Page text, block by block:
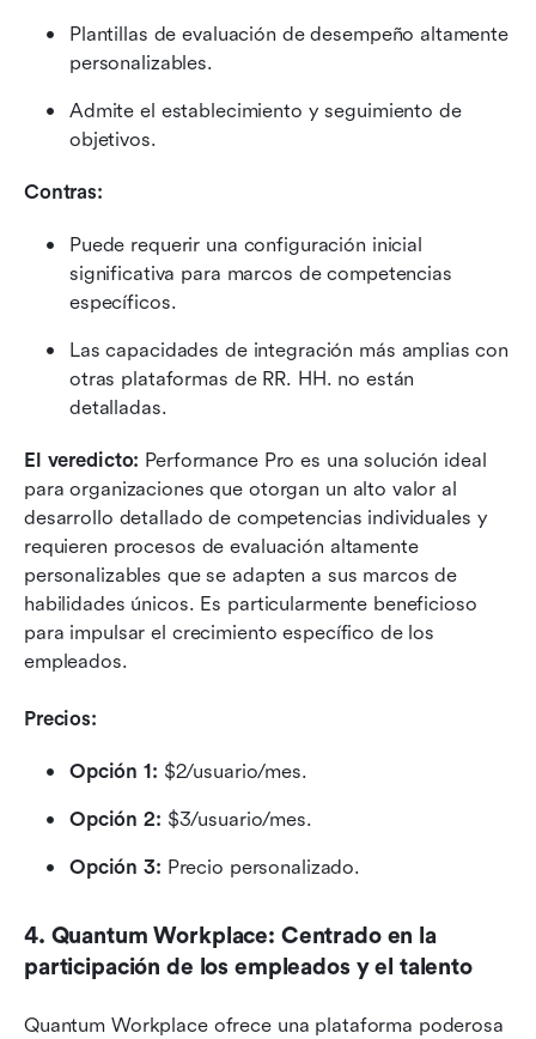
Plantillas de evaluación de desempeño altamente
personalizables.
Admite el establecimiento y seguimiento de
objetivos.
Contras:
Puede requerir una configuración inicial
significativa para marcos de competencias
específicos.
Las capacidades de integración más amplias con
otras plataformas de RR. HH. no están
detalladas.
El veredicto: Performance Pro es una solución ideal
para organizaciones que otorgan un alto valor al
desarrollo detallado de competencias individuales y
requieren procesos de evaluación altamente
personalizables que se adapten a sus marcos de
habilidades únicos. Es particularmente beneficioso
para impulsar el crecimiento específico de los
empleados.
Precios:
Opción 1: $2/usuario/mes.
Opción 2: $3/usuario/mes.
Opción 3: Precio personalizado.
4. Quantum Workplace: Centrado en la
participación de los empleados y el talento
Quantum Workplace ofrece una plataforma poderosa